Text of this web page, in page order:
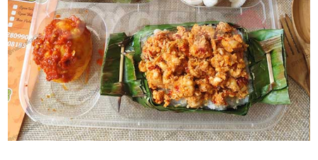
TERMS
&
CONDITIONS
CALL
CENTER
021
5091
3494
LOGIN
DAFTAR